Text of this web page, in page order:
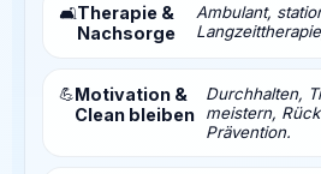
🛋️Therapie &
Nachsorge
Ambulant,
💪Motivation &
Clean bleiben
Durchhalten,
meistern,
Prävention.